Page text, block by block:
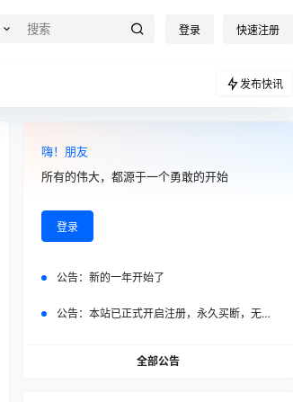
登录 快速注册
发布快讯
嗨！朋友
所有的伟大，都源于一个勇敢的开始
登录
公告： 新的一年开始了
公告： 本站已正式开启注册，永久买断，无任何二次付费
全部公告